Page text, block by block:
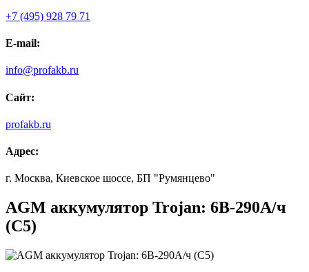
+7 (495) 928 79 71
E-mail:
info@profakb.ru
Сайт:
profakb.ru
Адрес:
г. Москва, Киевское шоссе, БП "Румянцево"
AGM аккумулятор Trojan: 6В-290А/ч
(С5)